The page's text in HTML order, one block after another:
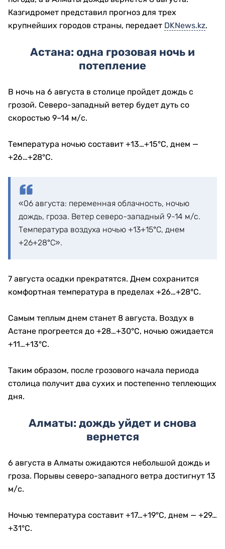
Казгидромет представил прогноз для трех
крупнейших городов страны, передает DKNews.kz.
Астана: одна грозовая ночь и
потепление
В ночь на 6 августа в столице пройдет дождь с
грозой. Северо-западный ветер будет дуть со
скоростью 9–14 м/с.
Температура ночью составит +13…+15°C, днем —
+26…+28°C.
«06 августа: переменная облачность, ночью
дождь, гроза. Ветер северо-западный 9-14 м/с.
Температура воздуха ночью +13+15°С, днем
+26+28°С».
7 августа осадки прекратятся. Днем сохранится
комфортная температура в пределах +26…+28°C.
Самым теплым днем станет 8 августа. Воздух в
Астане прогреется до +28…+30°C, ночью ожидается
+11…+13°C.
Таким образом, после грозового начала периода
столица получит два сухих и постепенно теплеющих
дня.
Алматы: дождь уйдет и снова
вернется
6 августа в Алматы ожидаются небольшой дождь и
гроза. Порывы северо-западного ветра достигнут 13
м/с.
Ночью температура составит +17…+19°C, днем — +29…
+31°C.